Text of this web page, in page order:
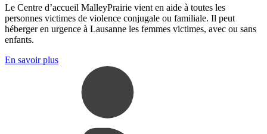
Le Centre d’accueil MalleyPrairie vient en aide à toutes les
personnes victimes de violence conjugale ou familiale. Il peut
héberger en urgence à Lausanne les femmes victimes, avec ou sans
enfants.
En savoir plus